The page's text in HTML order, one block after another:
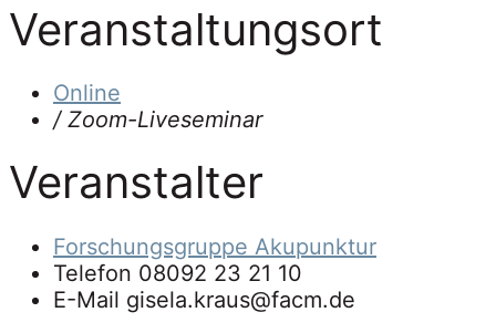
Veranstaltungsort
Online
/ Zoom-Liveseminar
Veranstalter
Forschungsgruppe Akupunktur
Telefon 08092 23 21 10
E-Mail gisela.kraus@facm.de